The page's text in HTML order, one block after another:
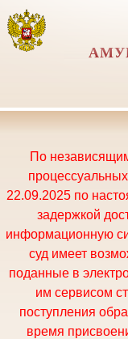
По
22.09.2025 по
задержкой
информационную
суд имеет
поданные в
им сервисом
поступления
время